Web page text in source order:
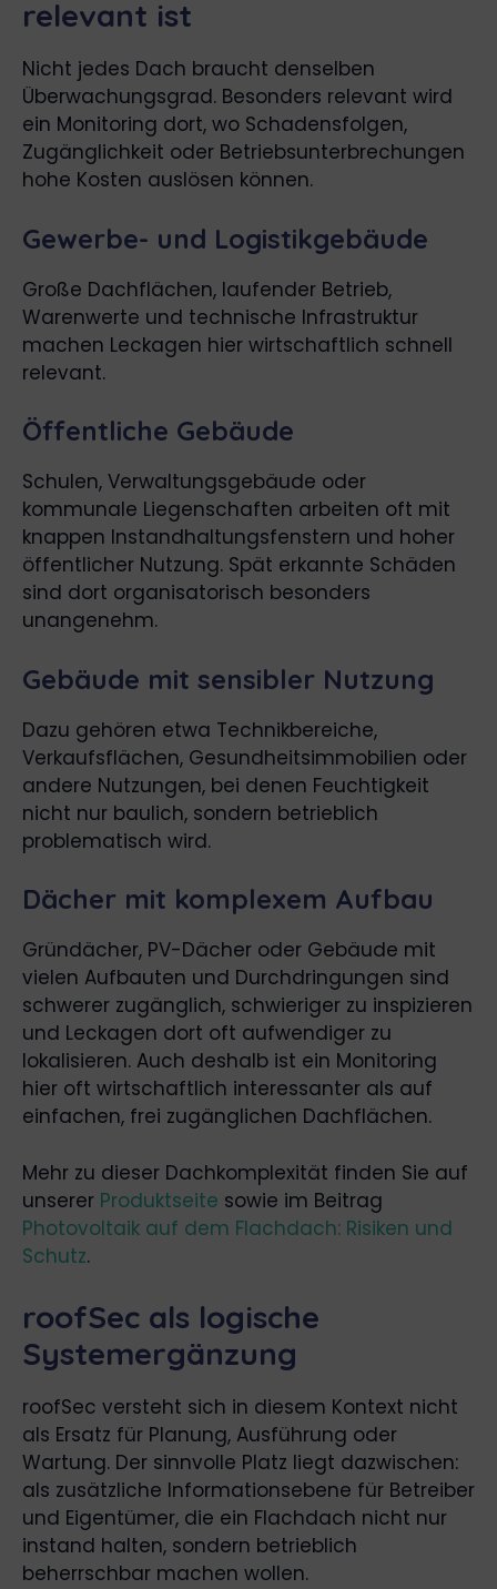
relevant ist
Nicht jedes Dach braucht denselben
Überwachungsgrad. Besonders relevant wird
ein Monitoring dort, wo Schadensfolgen,
Zugänglichkeit oder Betriebsunterbrechungen
hohe Kosten auslösen können.
Gewerbe- und Logistikgebäude
Große Dachflächen, laufender Betrieb,
Warenwerte und technische Infrastruktur
machen Leckagen hier wirtschaftlich schnell
relevant.
Öffentliche Gebäude
Schulen, Verwaltungsgebäude oder
kommunale Liegenschaften arbeiten oft mit
knappen Instandhaltungsfenstern und hoher
öffentlicher Nutzung. Spät erkannte Schäden
sind dort organisatorisch besonders
unangenehm.
Gebäude mit sensibler Nutzung
Dazu gehören etwa Technikbereiche,
Verkaufsflächen, Gesundheitsimmobilien oder
andere Nutzungen, bei denen Feuchtigkeit
nicht nur baulich, sondern betrieblich
problematisch wird.
Dächer mit komplexem Aufbau
Gründächer, PV-Dächer oder Gebäude mit
vielen Aufbauten und Durchdringungen sind
schwerer zugänglich, schwieriger zu inspizieren
und Leckagen dort oft aufwendiger zu
lokalisieren. Auch deshalb ist ein Monitoring
hier oft wirtschaftlich interessanter als auf
einfachen, frei zugänglichen Dachflächen.
Mehr zu dieser Dachkomplexität finden Sie auf
unserer Produktseite sowie im Beitrag
Photovoltaik auf dem Flachdach: Risiken und
Schutz.
roofSec als logische
Systemergänzung
roofSec versteht sich in diesem Kontext nicht
als Ersatz für Planung, Ausführung oder
Wartung. Der sinnvolle Platz liegt dazwischen:
als zusätzliche Informationsebene für Betreiber
und Eigentümer, die ein Flachdach nicht nur
instand halten, sondern betrieblich
beherrschbar machen wollen.